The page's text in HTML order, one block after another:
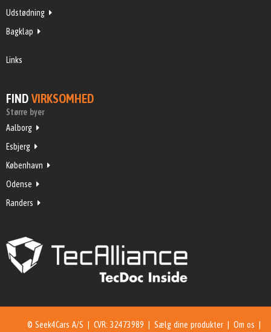
Udstødning
Bagklap
Links
FIND VIRKSOMHED
Større byer
Aalborg
Esbjerg
København
Odense
Randers
© Seek4Cars A/S | CVR: 32473989 | Sælg dine produkter Om os